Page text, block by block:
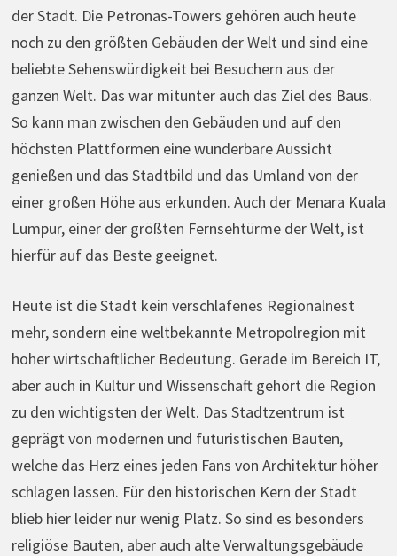
der Stadt. Die Petronas-Towers gehören auch heute
noch zu den größten Gebäuden der Welt und sind eine
beliebte Sehenswürdigkeit bei Besuchern aus der
ganzen Welt. Das war mitunter auch das Ziel des Baus.
So kann man zwischen den Gebäuden und auf den
höchsten Plattformen eine wunderbare Aussicht
genießen und das Stadtbild und das Umland von der
einer großen Höhe aus erkunden. Auch der Menara Kuala
Lumpur, einer der größten Fernsehtürme der Welt, ist
hierfür auf das Beste geeignet.
Heute ist die Stadt kein verschlafenes Regionalnest
mehr, sondern eine weltbekannte Metropolregion mit
hoher wirtschaftlicher Bedeutung. Gerade im Bereich IT,
aber auch in Kultur und Wissenschaft gehört die Region
zu den wichtigsten der Welt. Das Stadtzentrum ist
geprägt von modernen und futuristischen Bauten,
welche das Herz eines jeden Fans von Architektur höher
schlagen lassen. Für den historischen Kern der Stadt
blieb hier leider nur wenig Platz. So sind es besonders
religiöse Bauten, aber auch alte Verwaltungsgebäude